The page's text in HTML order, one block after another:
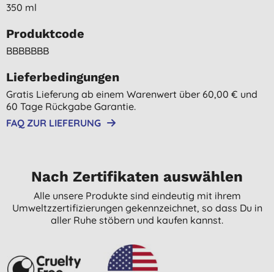
350 ml
Produktcode
BBBBBBB
Lieferbedingungen
Gratis Lieferung ab einem Warenwert über 60,00 € und
60 Tage Rückgabe Garantie.
FAQ ZUR LIEFERUNG
Nach Zertifikaten auswählen
Alle unsere Produkte sind eindeutig mit ihrem
Umweltzzertifizierungen gekennzeichnet, so dass Du in
aller Ruhe stöbern und kaufen kannst.